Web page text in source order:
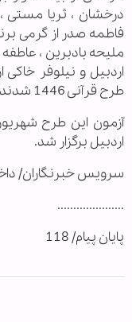
درخشان ، ثریا مستی ،
فاطمه صدر از گرمی
ملیحه بادبرین ، عاطفه
اردبیل و نیلوفر
طرح قرآنی 1446 شدند.
آزمون این طرح
اردبیل برگزار شد.
سرویس خبرنگاران/
.....................
پایان پیام/ 118